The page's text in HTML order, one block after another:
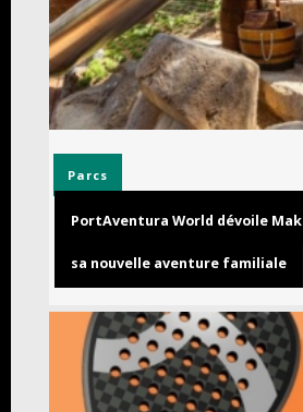
Parcs
PortAventura World dévoile
sa nouvelle aventure familiale